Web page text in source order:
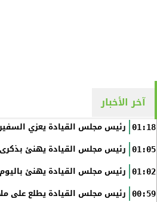
آخر الأخبار
01:18 رئيس مجلس القيادة يعزي
01:05 رئيس مجلس القيادة يهنئ بذكرى
01:02 رئيس مجلس القيادة يهنئ
00:59 رئيس مجلس القيادة يطلع على